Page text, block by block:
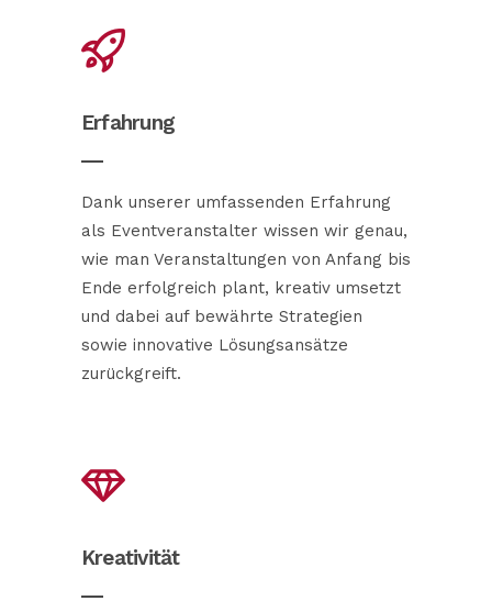
Erfahrung
Dank unserer umfassenden Erfahrung
als Eventveranstalter wissen wir genau,
wie man Veranstaltungen von Anfang bis
Ende erfolgreich plant, kreativ umsetzt
und dabei auf bewährte Strategien
sowie innovative Lösungsansätze
zurückgreift.
Kreativität